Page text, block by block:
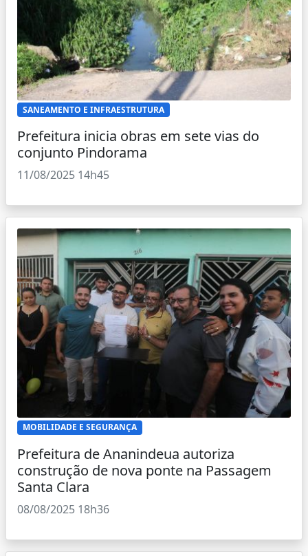
SANEAMENTO E INFRAESTRUTURA
Prefeitura inicia obras em sete vias do
conjunto Pindorama
11/08/2025 14h45
MOBILIDADE E SEGURANÇA
Prefeitura de Ananindeua autoriza
construção de nova ponte na Passagem
Santa Clara
08/08/2025 18h36